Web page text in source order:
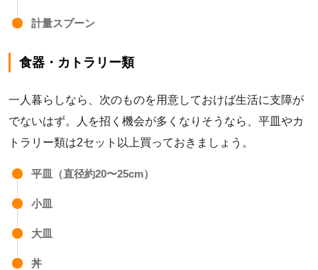
計量スプーン
食器・カトラリー類
一人暮らしなら、次のものを用意しておけば生活に支障が
でないはず。人を招く機会が多くなりそうなら、平皿やカ
トラリー類は2セット以上買っておきましょう。
平皿（直径約20〜25cm）
小皿
大皿
丼